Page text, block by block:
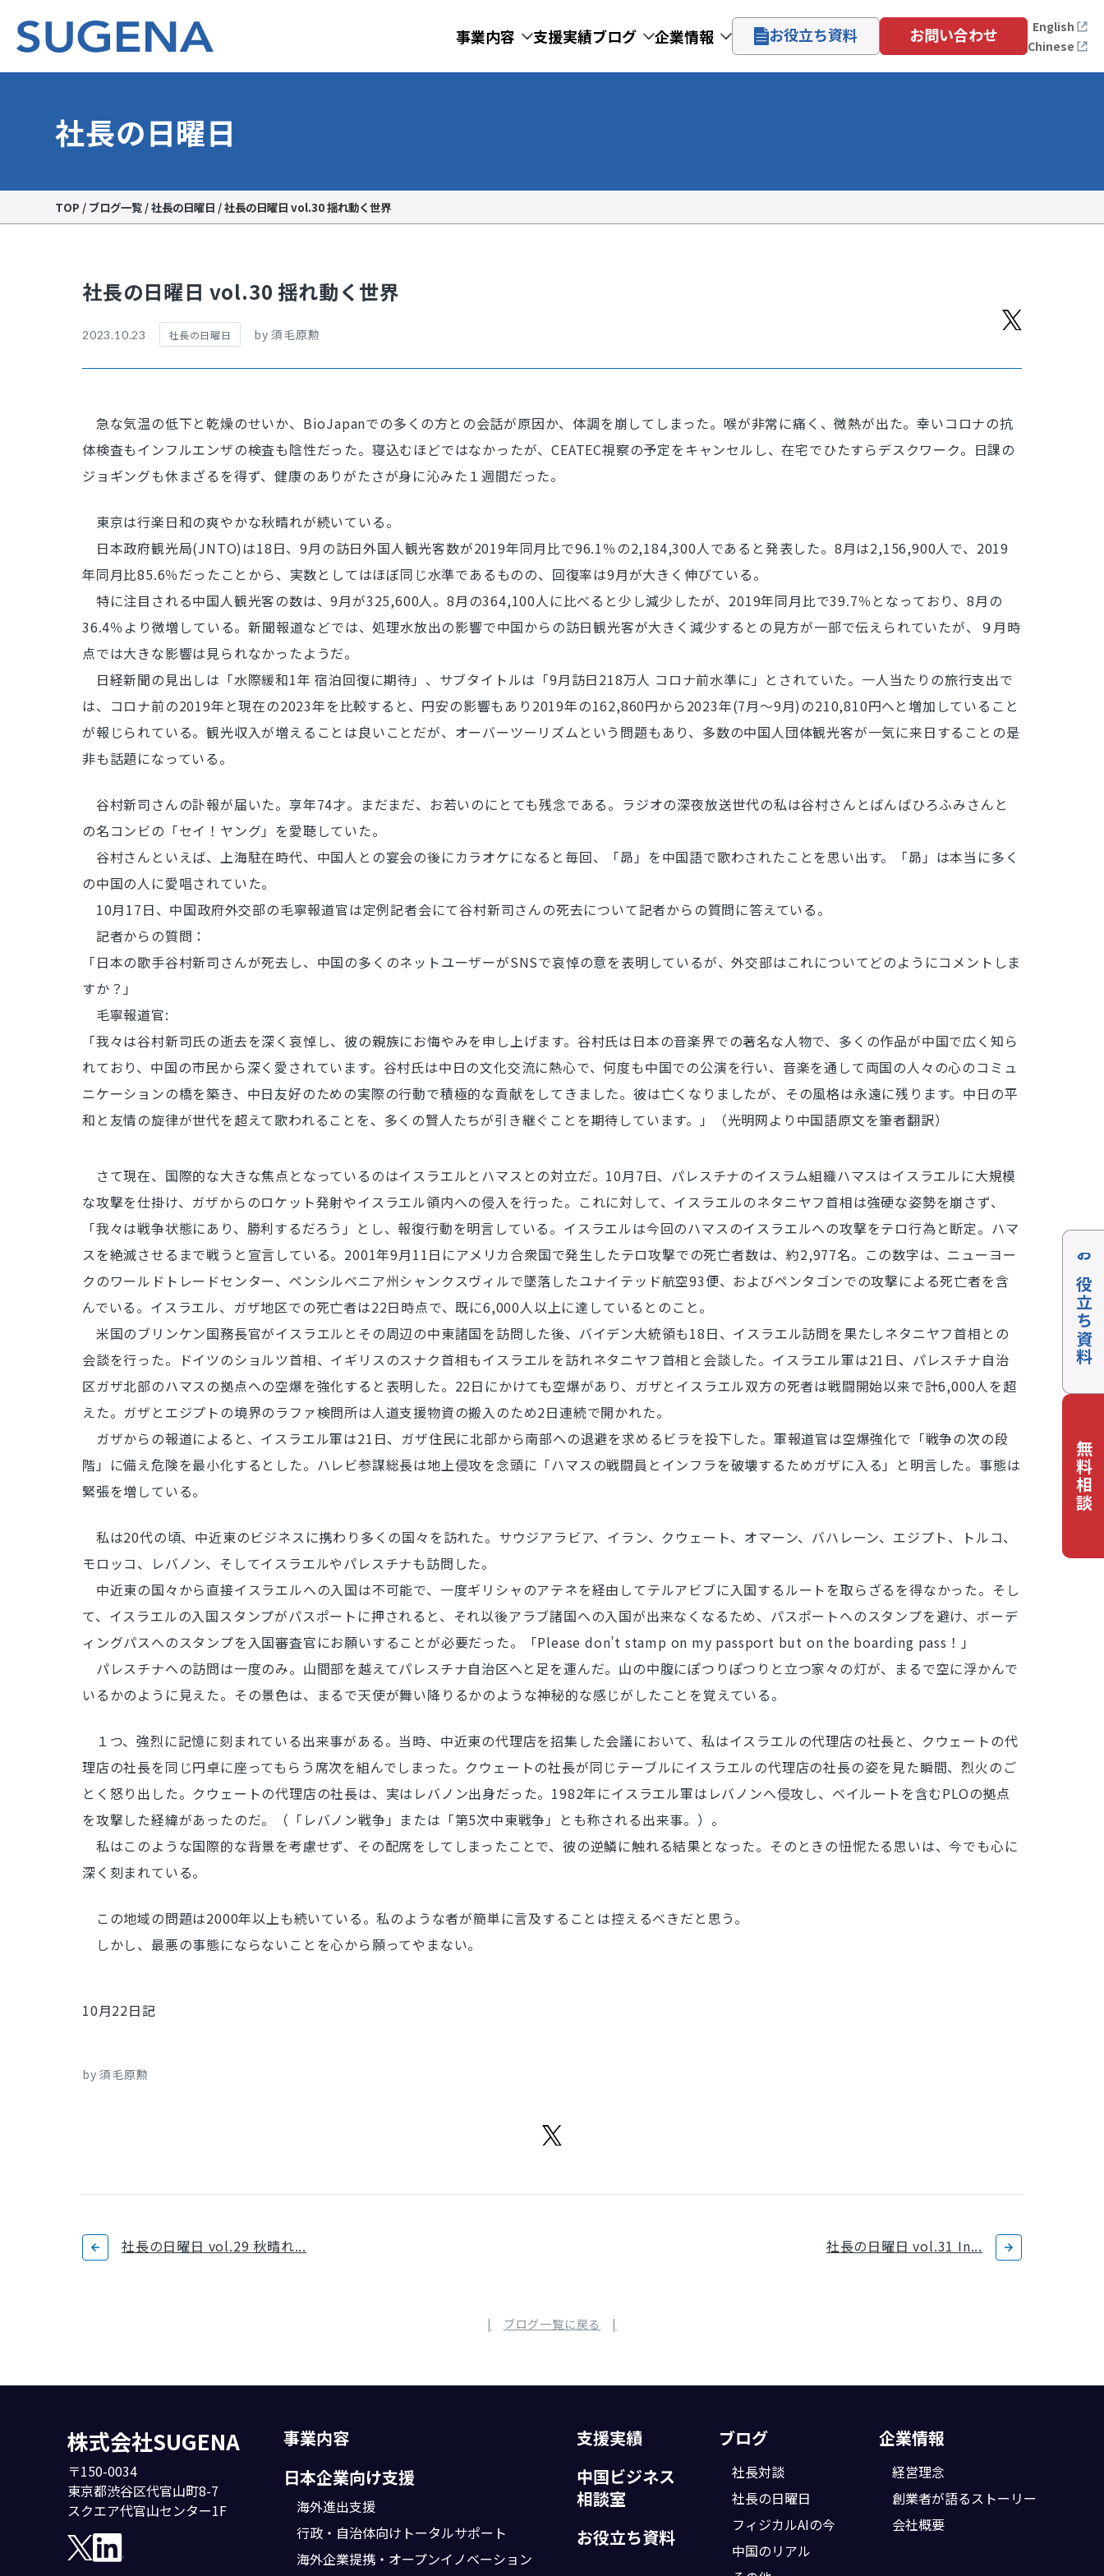
事業内容 支援実績ブログ 企業情報 お役立ち資料 お問い合わせ
English
Chinese
社長の日曜日
TOP / ブログ一覧 /社長の日曜日 /社長の日曜日 vol.30 揺れ動く世界
社長の日曜日 vol.30 揺れ動く世界
2023.10.23 社長の日曜日 by 須毛原勲
急な気温の低下と乾燥のせいか、BioJapanでの多くの方との会話が原因か、体調を崩してしまった。喉が非常に痛く、微熱が出た。幸いコロナの抗
体検査もインフルエンザの検査も陰性だった。寝込むほどではなかったが、CEATEC視察の予定をキャンセルし、在宅でひたすらデスクワーク。日課の
ジョギングも休まざるを得ず、健康のありがたさが身に沁みた１週間だった。
東京は行楽日和の爽やかな秋晴れが続いている。
日本政府観光局(JNTO)は18日、9月の訪日外国人観光客数が2019年同月比で96.1％の2,184,300人であると発表した。8月は2,156,900人で、2019
年同月比85.6％だったことから、実数としてはほぼ同じ水準であるものの、回復率は9月が大きく伸びている。
特に注目される中国人観光客の数は、9月が325,600人。8月の364,100人に比べると少し減少したが、2019年同月比で39.7％となっており、8月の
36.4％より微増している。新聞報道などでは、処理水放出の影響で中国からの訪日観光客が大きく減少するとの見方が一部で伝えられていたが、９月時
点では大きな影響は見られなかったようだ。
日経新聞の見出しは「水際緩和1年 宿泊回復に期待」、サブタイトルは「9月訪日218万人 コロナ前水準に」とされていた。一人当たりの旅行支出で
は、コロナ前の2019年と現在の2023年を比較すると、円安の影響もあり2019年の162,860円から2023年(7月〜9月)の210,810円へと増加していること
が報じられている。観光収入が増えることは良いことだが、オーバーツーリズムという問題もあり、多数の中国人団体観光客が一気に来日することの是
非も話題になっている。
谷村新司さんの訃報が届いた。享年74才。まだまだ、お若いのにとても残念である。ラジオの深夜放送世代の私は谷村さんとばんばひろふみさんと
の名コンビの「セイ！ヤング」を愛聴していた。
谷村さんといえば、上海駐在時代、中国人との宴会の後にカラオケになると毎回、「昴」を中国語で歌わされたことを思い出す。「昴」は本当に多く
の中国の人に愛唱されていた。
10月17日、中国政府外交部の毛寧報道官は定例記者会にて谷村新司さんの死去について記者からの質問に答えている。
記者からの質問：
「日本の歌手谷村新司さんが死去し、中国の多くのネットユーザーがSNSで哀悼の意を表明しているが、外交部はこれについてどのようにコメントしま
すか？」
毛寧報道官:
「我々は谷村新司氏の逝去を深く哀悼し、彼の親族にお悔やみを申し上げます。谷村氏は日本の音楽界での著名な人物で、多くの作品が中国で広く知ら
れており、中国の市民から深く愛されています。谷村氏は中日の文化交流に熱心で、何度も中国での公演を行い、音楽を通して両国の人々の心のコミュ
ニケーションの橋を築き、中日友好のための実際の行動で積極的な貢献をしてきました。彼は亡くなりましたが、その風格は永遠に残ります。中日の平
和と友情の旋律が世代を超えて歌われることを、多くの賢人たちが引き継ぐことを期待しています。」（光明网より中国語原文を筆者翻訳）
さて現在、国際的な大きな焦点となっているのはイスラエルとハマスとの対立だ。10月7日、パレスチナのイスラム組織ハマスはイスラエルに大規模
な攻撃を仕掛け、ガザからのロケット発射やイスラエル領内への侵入を行った。これに対して、イスラエルのネタニヤフ首相は強硬な姿勢を崩さず、
「我々は戦争状態にあり、勝利するだろう」とし、報復行動を明言している。イスラエルは今回のハマスのイスラエルへの攻撃をテロ行為と断定。ハマ
スを絶滅させるまで戦うと宣言している。2001年9月11日にアメリカ合衆国で発生したテロ攻撃での死亡者数は、約2,977名。この数字は、ニューヨー
クのワールドトレードセンター、ペンシルベニア州シャンクスヴィルで墜落したユナイテッド航空93便、およびペンタゴンでの攻撃による死亡者を含
んでいる。イスラエル、ガザ地区での死亡者は22日時点で、既に6,000人以上に達しているとのこと。
米国のブリンケン国務長官がイスラエルとその周辺の中東諸国を訪問した後、バイデン大統領も18日、イスラエル訪問を果たしネタニヤフ首相との
会談を行った。ドイツのショルツ首相、イギリスのスナク首相もイスラエルを訪れネタニヤフ首相と会談した。イスラエル軍は21日、パレスチナ自治
区ガザ北部のハマスの拠点への空爆を強化すると表明した。22日にかけても空爆があり、ガザとイスラエル双方の死者は戦闘開始以来で計6,000人を超
えた。ガザとエジプトの境界のラファ検問所は人道支援物資の搬入のため2日連続で開かれた。
ガザからの報道によると、イスラエル軍は21日、ガザ住民に北部から南部への退避を求めるビラを投下した。軍報道官は空爆強化で「戦争の次の段
階」に備え危険を最小化するとした。ハレビ参謀総長は地上侵攻を念頭に「ハマスの戦闘員とインフラを破壊するためガザに入る」と明言した。事態は
緊張を増している。
私は20代の頃、中近東のビジネスに携わり多くの国々を訪れた。サウジアラビア、イラン、クウェート、オマーン、バハレーン、エジプト、トルコ、
モロッコ、レバノン、そしてイスラエルやパレスチナも訪問した。
中近東の国々から直接イスラエルへの入国は不可能で、一度ギリシャのアテネを経由してテルアビブに入国するルートを取らざるを得なかった。そし
て、イスラエルの入国スタンプがパスポートに押されると、それ以後アラブ諸国への入国が出来なくなるため、パスポートへのスタンプを避け、ボーデ
ィングパスへのスタンプを入国審査官にお願いすることが必要だった。「Please don’t stamp on my passport but on the boarding pass！」
パレスチナへの訪問は一度のみ。山間部を越えてパレスチナ自治区へと足を運んだ。山の中腹にぽつりぽつりと立つ家々の灯が、まるで空に浮かんで
いるかのように見えた。その景色は、まるで天使が舞い降りるかのような神秘的な感じがしたことを覚えている。
１つ、強烈に記憶に刻まれている出来事がある。当時、中近東の代理店を招集した会議において、私はイスラエルの代理店の社長と、クウェートの代
理店の社長を同じ円卓に座ってもらう席次を組んでしまった。クウェートの社長が同じテーブルにイスラエルの代理店の社長の姿を見た瞬間、烈火のご
とく怒り出した。クウェートの代理店の社長は、実はレバノン出身だった。1982年にイスラエル軍はレバノンへ侵攻し、ベイルートを含むPLOの拠点
を攻撃した経緯があったのだ。（「レバノン戦争」または「第5次中東戦争」とも称される出来事。）。
私はこのような国際的な背景を考慮せず、その配席をしてしまったことで、彼の逆鱗に触れる結果となった。そのときの忸怩たる思いは、今でも心に
深く刻まれている。
この地域の問題は2000年以上も続いている。私のような者が簡単に言及することは控えるべきだと思う。
しかし、最悪の事態にならないことを心から願ってやまない。
10月22日記
by 須毛原勲
社長の日曜日 vol.31 In...
社長の日曜日 vol.29 秋晴れ...
ブログ一覧に戻る
お役立ち資料
無料相談
株式会社SUGENA
〒150-0034
東京都渋谷区代官山町8-7
スクエア代官山センター1F
事業内容
日本企業向け支援
海外進出支援
行政・自治体向け トータルサポート
海外企業提携・ オープンイノベーション
支援実績
中国ビジネス
相談室
お役立ち資料
ブログ
社長対談
社長の日曜日
フィジカルAIの今
中国のリアル
企業情報
経営理念
創業者が語るストーリー
会社概要